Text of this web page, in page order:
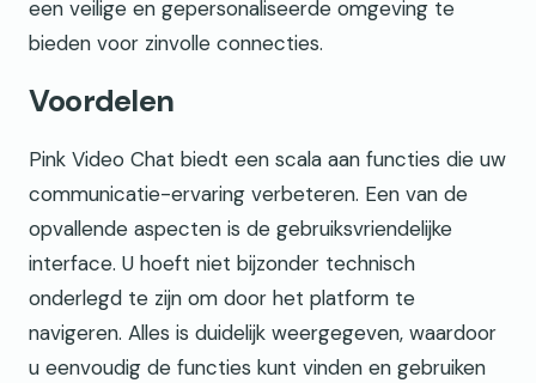
een veilige en gepersonaliseerde omgeving te
bieden voor zinvolle connecties.
Voordelen
Pink Video Chat biedt een scala aan functies die uw
communicatie-ervaring verbeteren. Een van de
opvallende aspecten is de gebruiksvriendelijke
interface. U hoeft niet bijzonder technisch
onderlegd te zijn om door het platform te
navigeren. Alles is duidelijk weergegeven, waardoor
u eenvoudig de functies kunt vinden en gebruiken